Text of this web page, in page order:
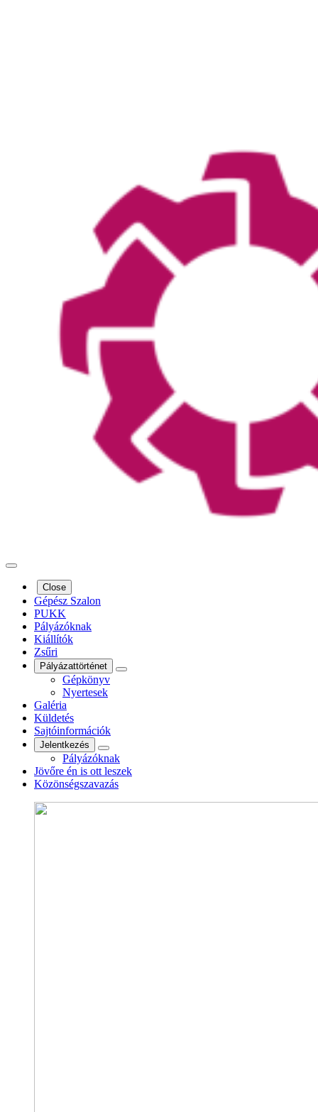
Close
Gépész Szalon
PUKK
Pályázóknak
Kiállítók
Zsűri
Pályázattörténet
Gépkönyv
Nyertesek
Galéria
Küldetés
Sajtóinformációk
Jelentkezés
Pályázóknak
Jövőre én is ott leszek
Közönségszavazás